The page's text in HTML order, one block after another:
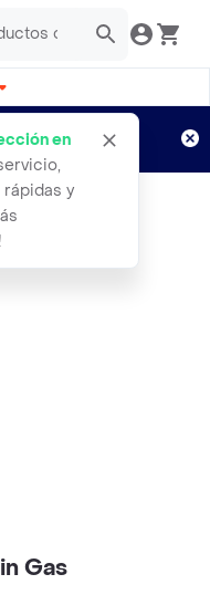
en
y
Aplican TyC
Gas